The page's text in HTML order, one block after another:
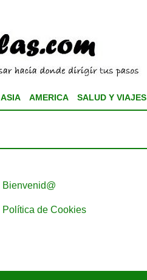
ASIA AMERICA SALUD Y VIAJES
Bienvenid@
Política de Cookies